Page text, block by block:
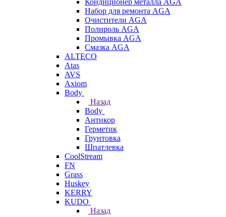
Кондиционер металла AGA
Набор для ремонта AGA
Очистители AGA
Полироль AGA
Промывка AGA
Смазка AGA
ALTECO
Atas
AVS
Axiom
Body
Назад
Body
Антикор
Герметик
Грунтовка
Шпатлевка
CoolStream
FN
Grass
Huskey
KERRY
KUDO
Назад